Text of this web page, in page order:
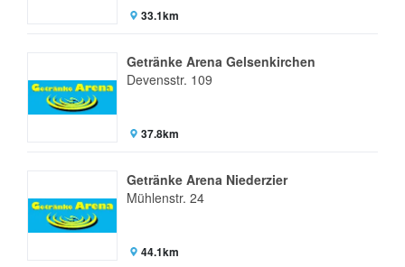
33.1km
Getränke Arena Gelsenkirchen
Devensstr. 109
37.8km
Getränke Arena Niederzier
Mühlenstr. 24
44.1km